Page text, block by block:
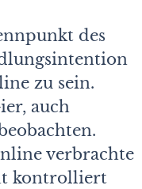
des
zu sein.
auch
verbrachte
kontrolliert